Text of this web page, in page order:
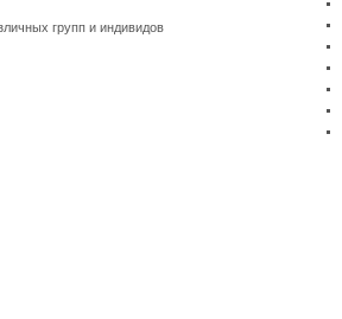
групп и индивидов